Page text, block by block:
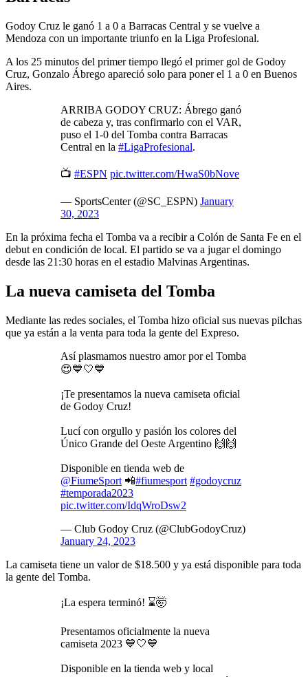
Godoy Cruz le ganó 1 a 0 a Barracas Central y se vuelve a
Mendoza con un importante triunfo en la Liga Profesional.
A los 25 minutos del primer tiempo llegó el primer gol de Godoy
Cruz, Gonzalo Ábrego apareció solo para poner el 1 a 0 en Buenos
Aires.
ARRIBA GODOY CRUZ: Ábrego ganó
de cabeza y, tras confirmarlo con el VAR,
puso el 1-0 del Tomba contra Barracas
Central en la #LigaProfesional.
📺 #ESPN pic.twitter.com/HwaS0bNove
— SportsCenter (@SC_ESPN) January
30, 2023
En la próxima fecha el Tomba va a recibir a Colón de Santa Fe en el
debut en condición de local. El partido se va a jugar el domingo
desde las 21:30 horas en el estadio Malvinas Argentinas.
La nueva camiseta del Tomba
Mediante las redes sociales, el Tomba hizo oficial sus nuevas pilchas
que ya están a la venta para toda la gente del Expreso.
Así plasmamos nuestro amor por el Tomba
😍💙🤍💙
¡Te presentamos la nueva camiseta oficial
de Godoy Cruz!
Lucí con orgullo y pasión los colores del
Único Grande del Oeste Argentino 🙌🙌
Disponible en tienda web de
@FiumeSport 📲#fiumesport #godoycruz
#temporada2023
pic.twitter.com/IdqWroDsw2
— Club Godoy Cruz (@ClubGodoyCruz)
January 24, 2023
La camiseta tiene un valor de $18.500 y ya está disponible para toda
la gente del Tomba.
¡La espera terminó! ⌛🤯
Presentamos oficialmente la nueva
camiseta 2023 💙🤍💙
Disponible en la tienda web y local